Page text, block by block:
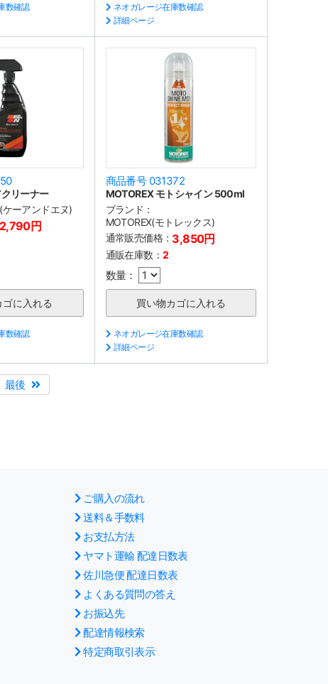
数確認
ネオガレージ在庫数確認
詳細ページ
リーナー
ケーアンドエヌ)
2,790円
数確認
商品番号 031372
MOTOREX モトシャイン 500ml
ブランド：
MOTOREX(モトレックス)
通常販売価格： 3,850円
通販在庫数： 2
数量：
ネオガレージ在庫数確認
詳細ページ
最後
ご購入の流れ
送料＆手数料
お支払方法
ヤマト運輸 配達日数表
佐川急便 配達日数表
よくある質問の答え
お振込先
配達情報検索
特定商取引表示